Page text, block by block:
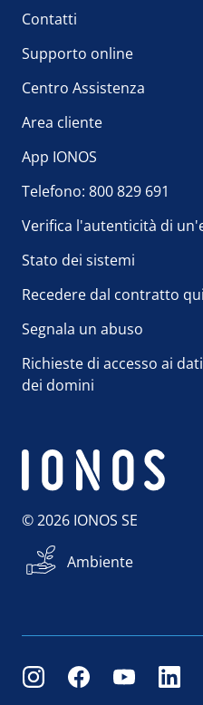
Contatti
Supporto online
Centro Assistenza
Area cliente
App IONOS
Telefono: 800 829 691
Verifica l'autenticità di
Stato dei sistemi
Recedere dal contratto qui
Segnala un abuso
Richieste di accesso ai
dei domini
© 2026 IONOS SE
Ambiente